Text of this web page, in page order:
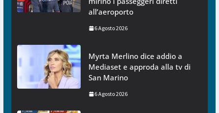
all’aeroporto
6 Agosto 2026
Myrta Merlino dice addio a
Mediaset e approda alla tv di
San Marino
6 Agosto 2026